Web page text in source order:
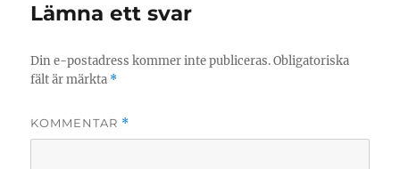
Lämna ett svar
Din e-postadress kommer inte publiceras. Obligatoriska
fält är märkta *
KOMMENTAR *